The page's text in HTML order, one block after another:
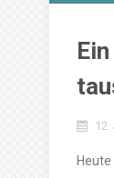
12.